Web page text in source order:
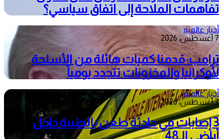
تفاهمات الملاحة إلى اتفاق سياسي؟
أخبار عالمية
7 أغسطس، 2026
ترامب: قدمنا كميات هائلة من الأسلحة
لأوكرانيا والمخزونات تتجدد يومياً
أخبار عالمية
7 أغسطس، 2026
3 إصابات في حادثة طعن بالطيبة داخل
أراضي الـ48